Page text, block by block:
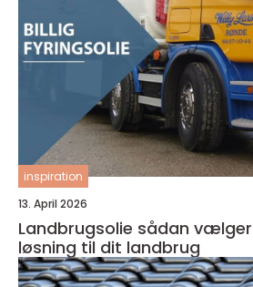
inspiration
13. April 2026
Landbrugsolie sådan vælger du den rigtige
løsning til dit landbrug